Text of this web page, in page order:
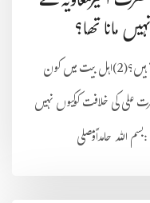
مانا تھا؟
استفتاء (1)حضرت علی ؓ کو ’’مولا علی ‘‘کہہ سکتے ہیں؟(2)اہل بیت میں کون
حضرت علی کی خلافت کوکیوں نہیں